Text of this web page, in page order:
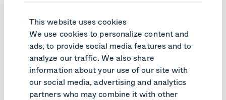
This website uses cookies
We use cookies to personalize content and
ads, to provide social media features and to
analyze our traffic. We also share
information about your use of our site with
our social media, advertising and analytics
partners who may combine it with other
intégrer et à mettre en œuvre
quelle que soit votre
configuration"
G2